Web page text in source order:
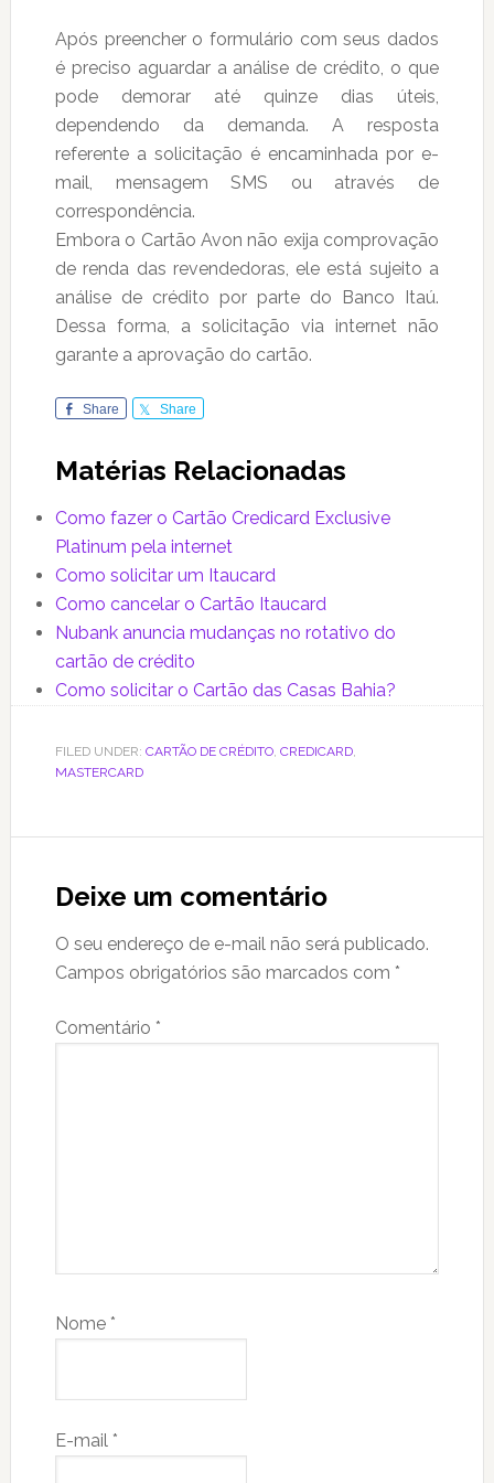
Após preencher o formulário com seus dados
é preciso aguardar a análise de crédito, o que
pode demorar até quinze dias úteis,
dependendo da demanda. A resposta
referente a solicitação é encaminhada por e-
mail, mensagem SMS ou através de
correspondência.
Embora o Cartão Avon não exija comprovação
de renda das revendedoras, ele está sujeito a
análise de crédito por parte do Banco Itaú.
Dessa forma, a solicitação via internet não
garante a aprovação do cartão.
Share Share
Matérias Relacionadas
Como fazer o Cartão Credicard Exclusive
Platinum pela internet
Como solicitar um Itaucard
Como cancelar o Cartão Itaucard
Nubank anuncia mudanças no rotativo do
cartão de crédito
Como solicitar o Cartão das Casas Bahia?
FILED UNDER: CARTÃO DE CRÉDITO, CREDICARD,
MASTERCARD
Interactions
Deixe um comentário
O seu endereço de e-mail não será publicado.
Campos obrigatórios são marcados com *
Comentário *
Nome *
E-mail *